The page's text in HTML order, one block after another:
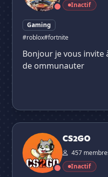
Inactif
Gaming
#roblox#fortnite
Bonjour je vous
de ommunauter
CS2GO
CS2GO
457
Inactif